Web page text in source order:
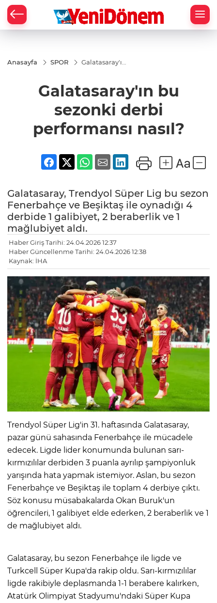
Anasayfa SPOR
Galatasaray'ın
nasıl?
Galatasaray'ın bu
sezonki derbi
performansı nasıl?
Galatasaray, Trendyol Süper Lig bu sezon
Fenerbahçe ve Beşiktaş ile oynadığı 4
derbide 1 galibiyet, 2 beraberlik ve 1
mağlubiyet aldı.
Haber Giriş Tarihi: 24.04.2026 12:37
Haber Güncellenme Tarihi: 24.04.2026 12:38
Kaynak: İHA
Trendyol Süper Lig'in 31. haftasında Galatasaray,
pazar günü sahasında Fenerbahçe ile mücadele
edecek. Ligde lider konumunda bulunan sarı-
kırmızılılar derbiden 3 puanla ayrılıp şampiyonluk
yarışında hata yapmak istemiyor. Aslan, bu sezon
Fenerbahçe ve Beşiktaş ile toplam 4 derbiye çıktı.
Söz konusu müsabakalarda Okan Buruk'un
öğrencileri, 1 galibiyet elde ederken, 2 beraberlik ve 1
de mağlubiyet aldı.
Galatasaray, bu sezon Fenerbahçe ile ligde ve
Turkcell Süper Kupa'da rakip oldu. Sarı-kırmızılılar
ligde rakibiyle deplasmanda 1-1 berabere kalırken,
Atatürk Olimpiyat Stadyumu'ndaki Süper Kupa